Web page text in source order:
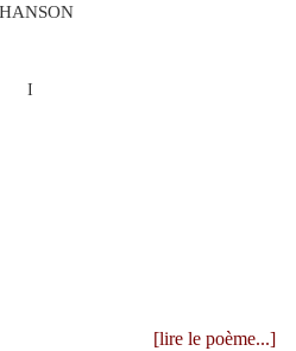
I
[lire le poème...]